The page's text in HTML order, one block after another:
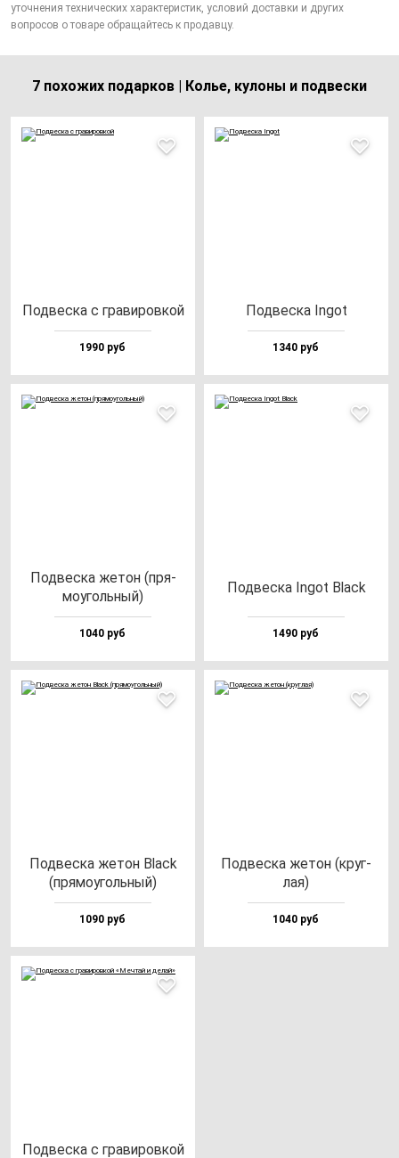
уточнения технических характеристик, условий доставки и других
вопросов о товаре обращайтесь к продавцу.
7 похожих подарков | Колье, кулоны и подвески
Под­вес­ка с гра­ви­ров­кой
1990 руб
Под­вес­ка Ingot
1340 руб
Под­вес­ка же­тон (пря­
мо­уголь­ный)
1040 руб
Под­вес­ка Ingot Black
1490 руб
Под­вес­ка же­тон Black
(пря­мо­уголь­ный)
1090 руб
Под­вес­ка же­тон (круг­
лая)
1040 руб
Под­вес­ка с гра­ви­ров­кой